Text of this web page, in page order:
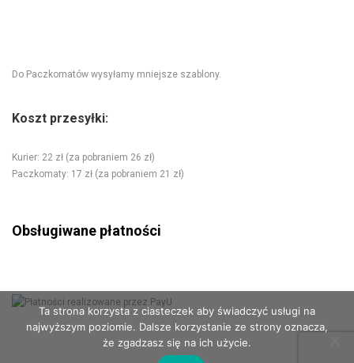
Do Paczkomatów wysyłamy mniejsze szablony.
Koszt przesyłki:
Kurier: 22 zł (za pobraniem 26 zł)
Paczkomaty: 17 zł (za pobraniem 21 zł)
Obsługiwane płatności
Ta strona korzysta z ciasteczek aby świadczyć usługi na
najwyższym poziomie. Dalsze korzystanie ze strony oznacza,
że zgadzasz się na ich użycie.